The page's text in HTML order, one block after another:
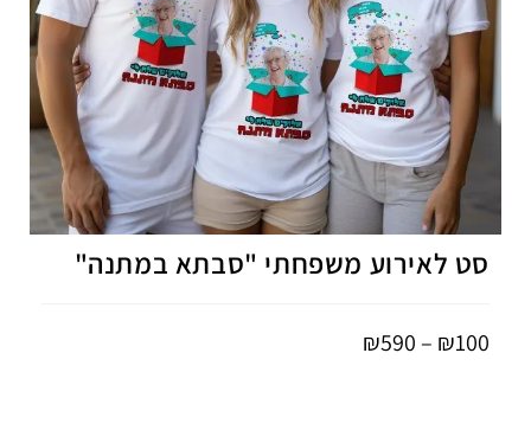
סט לאירוע משפחתי "סבתא במתנה"
₪100
–
₪590